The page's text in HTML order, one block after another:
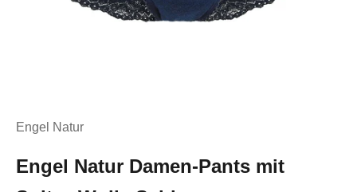
Engel Natur
Engel Natur Damen-Pants mit